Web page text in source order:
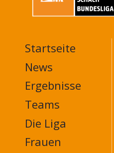
MAIN
NAVIGATION
FOOTER
Startseite
News
Ergebnisse
Teams
Die Liga
Frauen